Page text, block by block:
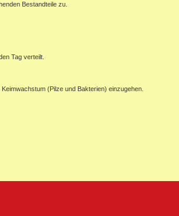
Bestandteile zu.
Tag verteilt.
(Pilze und Bakterien) einzugehen.